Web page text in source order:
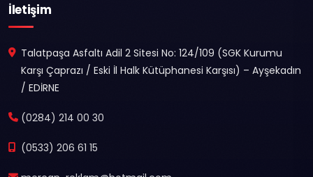
İletişim
Talatpaşa Asfaltı Adil 2 Sitesi No: 124/109 (SGK Kurumu
Karşı Çaprazı / Eski İl Halk Kütüphanesi Karşısı) – Ayşekadın
/ EDİRNE
(0284) 214 00 30
(0533) 206 61 15